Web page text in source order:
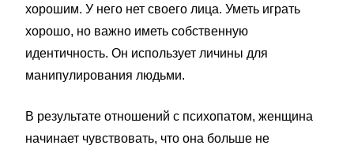
хорошим. У него нет своего лица. Уметь играть
хорошо, но важно иметь собственную
идентичность. Он использует личины для
манипулирования людьми.
В результате отношений с психопатом, женщина
начинает чувствовать, что она больше не